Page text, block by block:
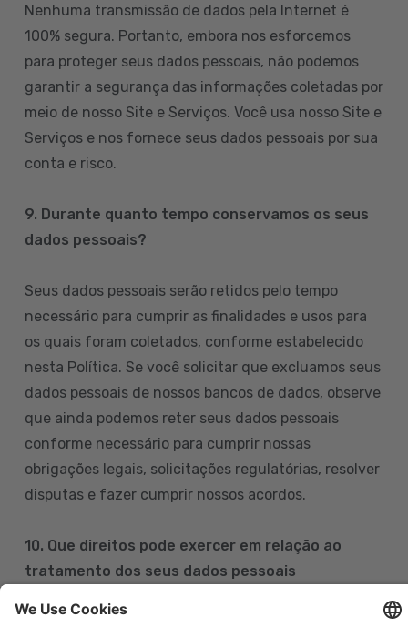
Nenhuma transmissão de dados pela Internet é
100% segura. Portanto, embora nos esforcemos
para proteger seus dados pessoais, não podemos
garantir a segurança das informações coletadas por
meio de nosso Site e Serviços. Você usa nosso Site e
Serviços e nos fornece seus dados pessoais por sua
conta e risco.
9. Durante quanto tempo conservamos os seus
dados pessoais?
Seus dados pessoais serão retidos pelo tempo
necessário para cumprir as finalidades e usos para
os quais foram coletados, conforme estabelecido
nesta Política. Se você solicitar que excluamos seus
dados pessoais de nossos bancos de dados, observe
que ainda podemos reter seus dados pessoais
conforme necessário para cumprir nossas
obrigações legais, solicitações regulatórias, resolver
disputas e fazer cumprir nossos acordos.
10. Que direitos pode exercer em relação ao
tratamento dos seus dados pessoais